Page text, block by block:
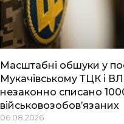
Масштабні обшуки у
Мукачівському ТЦК і
незаконно списано
військовозобов’язаних
06.08.2026